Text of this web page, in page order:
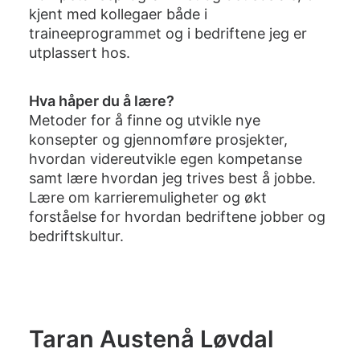
kjent med kollegaer både i
traineeprogrammet og i bedriftene jeg er
utplassert hos.
Hva håper du å lære?
Metoder for å finne og utvikle nye
konsepter og gjennomføre prosjekter,
hvordan videreutvikle egen kompetanse
samt lære hvordan jeg trives best å jobbe.
Lære om karrieremuligheter og økt
forståelse for hvordan bedriftene jobber og
bedriftskultur.
Taran Austenå Løvdal